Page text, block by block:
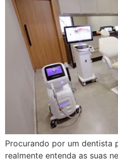
Procurando por um dentista
realmente entenda as suas